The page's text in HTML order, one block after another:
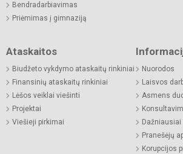
Bendradarbiavimas
Priėmimas į gimnaziją
Ataskaitos
Biudžeto vykdymo ataskaitų rinkiniai
Finansinių ataskaitų rinkiniai
Lėšos veiklai viešinti
Projektai
Viešieji pirkimai
Nuorodos
Laisvos
Asmens
Pranešėjų
Korupcijos